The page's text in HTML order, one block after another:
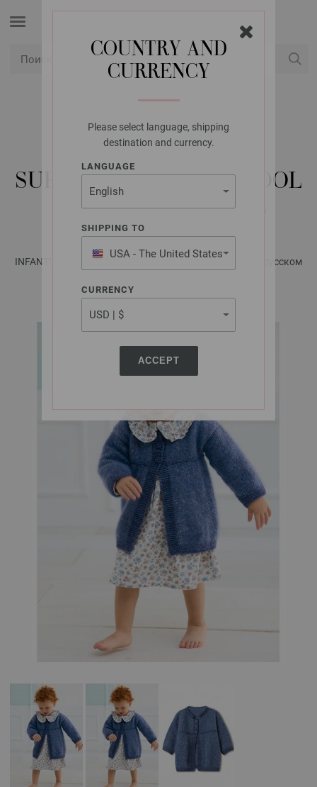
COUNTRY AND
CURRENCY
Please select language, shipping
destination and currency.
LANGUAGE
SHIPPING TO
USA - The United States
of America
CURRENCY
ACCEPT
LANA GROSSA
ЖАКЕТ NATURAL
SUPERKID TWEED & COOL
WOOL BIG VINTAGE
INFANTI No. 21 - Журнал на немецком, инструкции на русском